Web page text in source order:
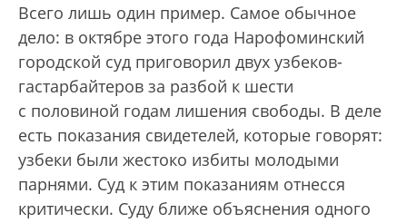
Всего лишь один пример. Самое обычное
дело: в октябре этого года Нарофоминский
городской суд приговорил двух узбеков-
гастарбайтеров за разбой к шести
с половиной годам лишения свободы. В деле
есть показания свидетелей, которые говорят:
узбеки были жестоко избиты молодыми
парнями. Суд к этим показаниям отнесся
критически. Суду ближе объяснения одного